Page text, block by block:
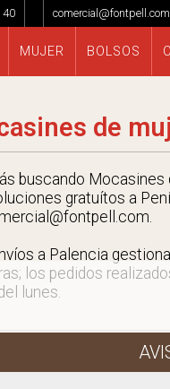
40 comercial@fontpell.com
MUJER BOLSOS
de
buscando
gratuítos a
a Palencia
los pedidos
lunes.